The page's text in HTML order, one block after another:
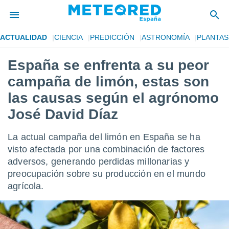
de
por
para
la
que se
calidad.
las
forma
digital
basada
ACTUALIDAD CIENCIA PREDICCIÓN ASTRONOMÍA PLANTAS
España se enfrenta a su peor
campaña de limón, estas son
las causas según el agrónomo
José David Díaz
La actual campaña del limón en España se ha
visto afectada por una combinación de factores
adversos, generando perdidas millonarias y
preocupación sobre su producción en el mundo
agrícola.